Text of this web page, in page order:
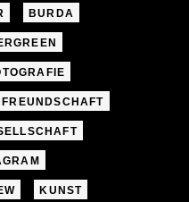
BURDA
FREUNDSCHAFT
KUNST